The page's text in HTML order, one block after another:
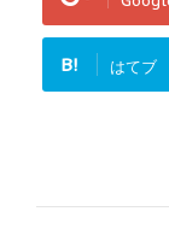
B! はてブ